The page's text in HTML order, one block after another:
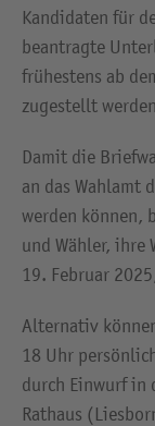
Kandidaten für
beantragte
frühestens ab
zugestellt
Damit die
an das Wahlamt
werden können,
und Wähler, ihre
19. Februar
Alternativ
18 Uhr
durch Einwurf in
Rathaus